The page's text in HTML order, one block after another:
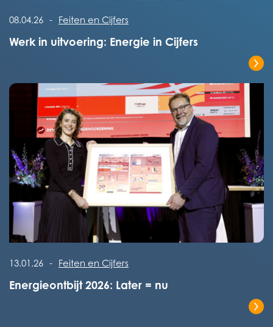
Lees het volledige bericht
Werk in uitvoering: Energie in Cijfers
08.04.26 - Feiten en Cijfers
Lees het volledige bericht
Energieontbijt 2026: Later = nu
13.01.26 - Feiten en Cijfers